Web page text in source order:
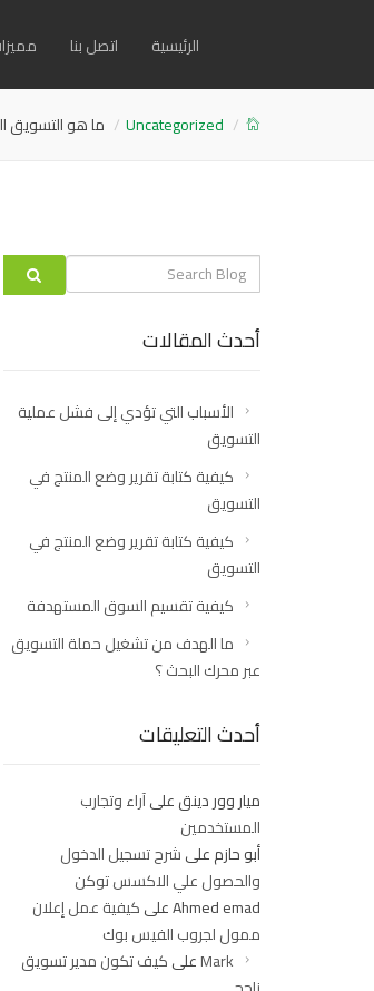
الرئيسية اتصل بنا
Uncategorized ما هو التسويق
Search
label
أحدث المقالات
الأسباب التي تؤدي إلى فشل عملية
التسويق
كيفية كتابة تقرير وضع المنتج في
التسويق
كيفية كتابة تقرير وضع المنتج في
التسويق
كيفية تقسيم السوق المستهدفة
ما الهدف من تشغيل حملة التسويق
عبر محرك البحث ؟
أحدث التعليقات
ميار وور دينقعلىآراء وتجارب
المستخدمين
أبو حازمعلىشرح تسجيل الدخول
والحصول علي الاكسس توكن
Ahmed emadعلىكيفية عمل إعلان
ممول لجروب الفيس بوك
Markعلىكيف تكون مدير تسويق